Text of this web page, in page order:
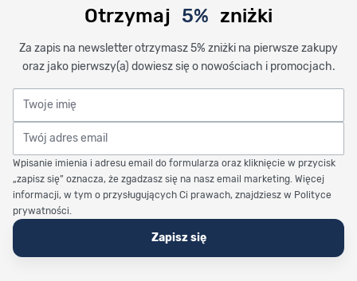
Otrzymaj 5% zniżki
Za zapis na newsletter otrzymasz 5% zniżki na pierwsze zakupy
oraz jako pierwszy(a) dowiesz się o nowościach i promocjach.
Twoje imię
Twój adres email
Wpisanie imienia i adresu email do formularza oraz kliknięcie w przycisk
„zapisz się” oznacza, że zgadzasz się na nasz email marketing. Więcej
informacji, w tym o przysługujących Ci prawach, znajdziesz w Polityce
prywatności.
Zapisz się